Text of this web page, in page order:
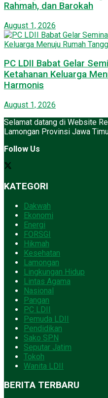
Rahmah, dan Barokah
August 1, 2026
PC LDII Babat Gelar
Ketahanan Keluarga
Harmonis
August 1, 2026
Selamat datang di Website
Lamongan Provinsi Jawa
Follow Us
KATEGORI
Dakwah
Ekonomi
Energi
FORSGI
Hikmah
Kesehatan
Lamongan
Lingkungan Hidup
Lintas Agama
Nasional
Pangan
PC LDII
Pemuda LDII
Pendidikan
Sako SPN
Seputar Jatim
Tokoh
Wanita LDII
BERITA TERBARU